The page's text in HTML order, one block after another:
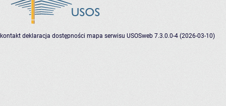
kontakt deklaracja dostępności mapa serwisu USOSweb 7.3.0.0-4 (2026-03-10)